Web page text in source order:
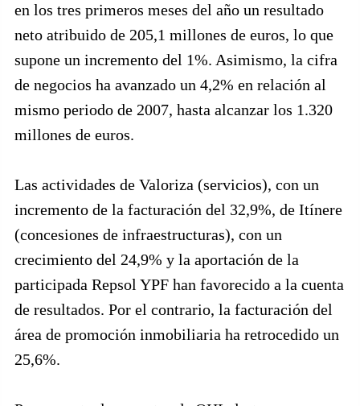
en los tres primeros meses del año un resultado
neto atribuido de 205,1 millones de euros, lo que
supone un incremento del 1%. Asimismo, la cifra
de negocios ha avanzado un 4,2% en relación al
mismo periodo de 2007, hasta alcanzar los 1.320
millones de euros.
Las actividades de Valoriza (servicios), con un
incremento de la facturación del 32,9%, de Itínere
(concesiones de infraestructuras), con un
crecimiento del 24,9% y la aportación de la
participada Repsol YPF han favorecido a la cuenta
de resultados. Por el contrario, la facturación del
área de promoción inmobiliaria ha retrocedido un
25,6%.